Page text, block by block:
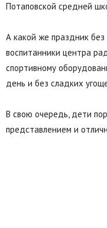
Потаповской средней
А какой же праздник
воспитанники центра
спортивному
день и без сладких
В свою очередь, дети
представлением и